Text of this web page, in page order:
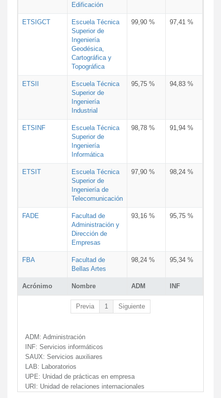
Acrónimo Nombre ADM INF
Edificación
ETSIGCT
Escuela Técnica
Superior de
Ingeniería
Geodésica,
Cartográfica y
Topográfica
99,90 % 97,41 %
ETSII
Escuela Técnica
Superior de
Ingeniería
Industrial
95,75 % 94,83 %
ETSINF
Escuela Técnica
Superior de
Ingeniería
Informática
98,78 % 91,94 %
ETSIT
Escuela Técnica
Superior de
Ingeniería de
Telecomunicación
97,90 % 98,24 %
FADE
Facultad de
Administración y
Dirección de
Empresas
93,16 % 95,75 %
FBA
Facultad de
Bellas Artes
98,24 % 95,34 %
Previa 1 Siguiente
ADM: Administración
INF: Servicios informáticos
SAUX: Servicios auxiliares
LAB: Laboratorios
UPE: Unidad de prácticas en empresa
URI: Unidad de relaciones internacionales